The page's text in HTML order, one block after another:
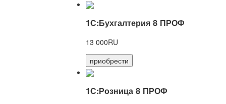
1С:Бухгалтерия 8 ПРОФ
13 000RU
приобрести
1С:Розница 8 ПРОФ